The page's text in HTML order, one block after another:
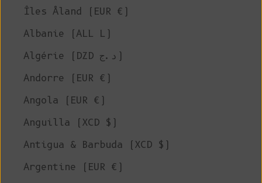
Îles Åland (EUR €)
Albanie (ALL L)
Algérie (DZD د.ج)
Andorre (EUR €)
Angola (EUR €)
Anguilla (XCD $)
Antigua & Barbuda (XCD $)
Argentine (EUR €)